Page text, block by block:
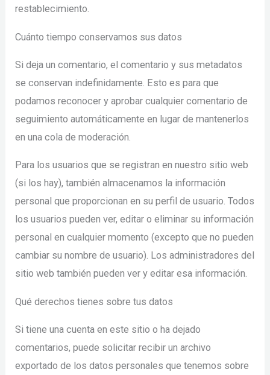
restablecimiento.
Cuánto tiempo conservamos sus datos
Si deja un comentario, el comentario y sus metadatos
se conservan indefinidamente. Esto es para que
podamos reconocer y aprobar cualquier comentario de
seguimiento automáticamente en lugar de mantenerlos
en una cola de moderación.
Para los usuarios que se registran en nuestro sitio web
(si los hay), también almacenamos la información
personal que proporcionan en su perfil de usuario. Todos
los usuarios pueden ver, editar o eliminar su información
personal en cualquier momento (excepto que no pueden
cambiar su nombre de usuario). Los administradores del
sitio web también pueden ver y editar esa información.
Qué derechos tienes sobre tus datos
Si tiene una cuenta en este sitio o ha dejado
comentarios, puede solicitar recibir un archivo
exportado de los datos personales que tenemos sobre